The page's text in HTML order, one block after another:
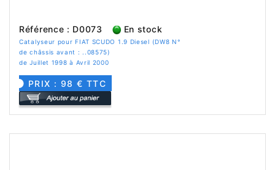
Référence : D0073 En stock
Catalyseur pour FIAT SCUDO 1.9 Diesel (DW8 N°
de châssis avant : ..08575)
de Juillet 1998 à Avril 2000
PRIX : 98 € TTC